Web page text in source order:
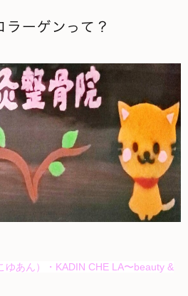
ラーゲンって？
ゆあん）・KADIN CHE LA〜beauty &